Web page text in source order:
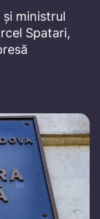
ministrul
Spatari,